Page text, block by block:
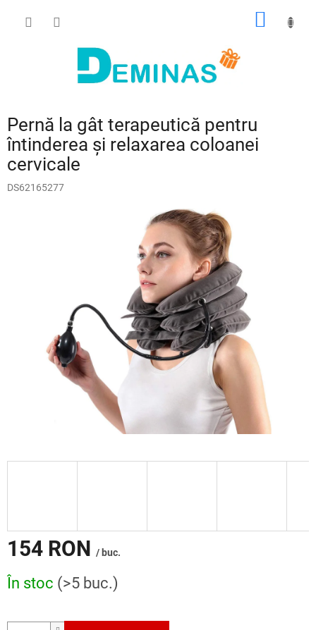
COŞ
Pernă la gât terapeutică pentru
întinderea și relaxarea coloanei
cervicale
DS62165277
154 RON / buc.
Evaluare
preţ:
În stoc (>5 buc.)